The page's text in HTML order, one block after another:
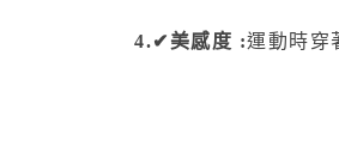
4.✔美感度 :運動時穿